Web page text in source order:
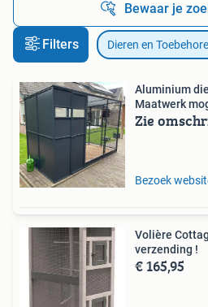
Bewaar je
Filters Dieren en
Aluminium
Maatwerk
Zie
Bezoek
Volière
verzending !
€ 165,95